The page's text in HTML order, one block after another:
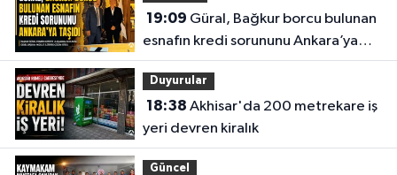
19:09
esnafın kredi sorununu Ankara’ya
taşıdı
Duyurular
18:38
yeri devren kiralık
Güncel